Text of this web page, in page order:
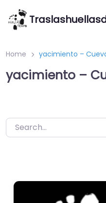
Saltar
contenido
Home yacimiento –
yacimiento –